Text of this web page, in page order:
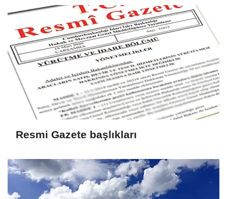
Resmi Gazete başlıkları